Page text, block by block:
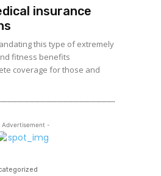
insurance
this type of extremely
fitness benefits
coverage for those and
Advertisement -